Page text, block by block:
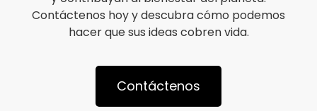
Contáctenos hoy y descubra cómo podemos
hacer que sus ideas cobren vida.
Contáctenos